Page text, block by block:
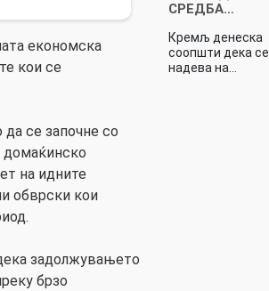
економска
кои се
се започне со
домаќинско
на идните
обврски кои
задолжувањето
брзо
СРЕДБА…
Кремљ денеска
соопшти дека се
надева на…